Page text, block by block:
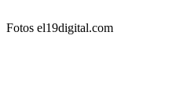
Fotos el19digital.com